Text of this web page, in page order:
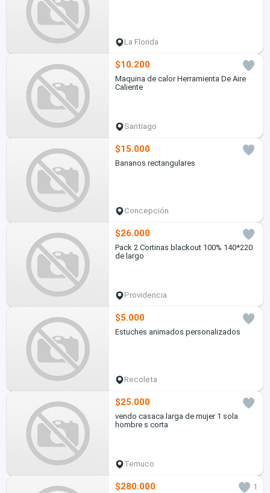
La Florida
$10.200
Maquina de calor Herramienta De Aire
Caliente
Santiago
$15.000
Bananos rectangulares
Concepción
$26.000
Pack 2 Cortinas blackout 100% 140*220
de largo
Providencia
$5.000
Estuches animados personalizados
Recoleta
$25.000
vendo casaca larga de mujer 1 sola
hombre s corta
Temuco
$280.000
1